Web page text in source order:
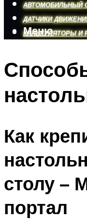
АВТОМОБИЛЬНЫЙ
ДАТЧИКИ
КАЛЬКУЛЯТОРЫ И
Меню
Меню
Как
столу –
портал